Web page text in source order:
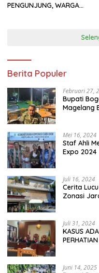
PENGUNJUNG, WARGA
Berita Populer
Februari 27,
Bupati
Magelang
Mei 16, 2024
Staf Ahli
Expo 2024
Juli 16, 2024
Cerita
Zonasi
Juli 31, 2024
KASUS
Juni 14, 2025